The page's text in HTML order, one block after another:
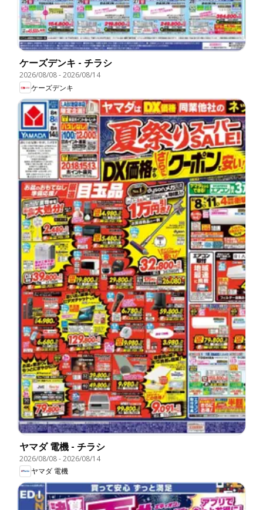
ケーズデンキ - チラシ
2026/08/08-2026/08/14
ケーズデンキ
ヤマダ 電機 - チラシ
2026/08/08-2026/08/14
ヤマダ 電機